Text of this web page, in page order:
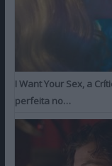
I Want Your Sex, a
perfeita no…